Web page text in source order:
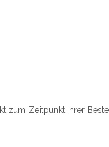
zum Zeitpunkt Ihrer